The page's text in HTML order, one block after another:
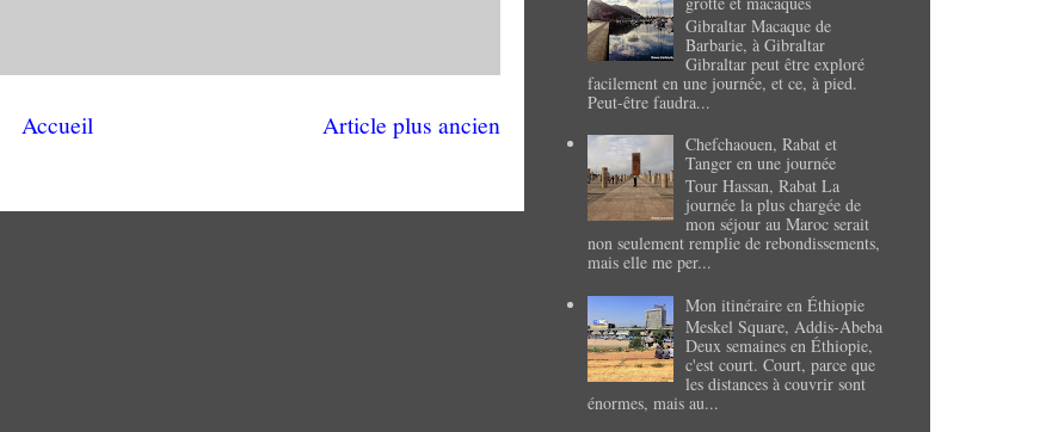
Article plus ancien
Accueil
Gibraltar Macaque de
Barbarie, à Gibraltar
Gibraltar peut être exploré
facilement en une journée, et ce, à pied.
Peut-être faudra...
Chefchaouen, Rabat et
Tanger en une journée
Tour Hassan, Rabat La
journée la plus chargée de
mon séjour au Maroc serait
non seulement remplie de rebondissements,
mais elle me per...
Mon itinéraire en Éthiopie
Meskel Square, Addis-Abeba
Deux semaines en Éthiopie,
c'est court. Court, parce que
les distances à couvrir sont
énormes, mais au...